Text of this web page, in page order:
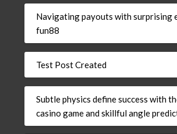
Navigating payouts with surprising
fun88
Test Post Created
Subtle physics define success with
casino game and skillful angle